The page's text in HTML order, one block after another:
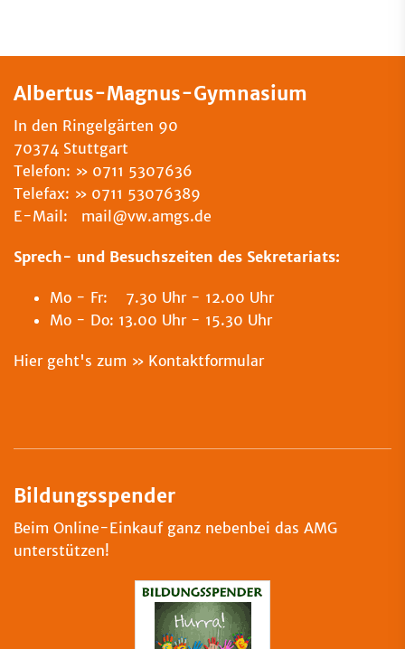
Albertus-Magnus-Gymnasium
In den Ringelgärten 90
70374 Stuttgart
Telefon:
0711 5307636
Telefax:
0711 53076389
E-Mail: mail@vw.amgs.de
Sprech- und Besuchszeiten des Sekretariats:
Mo - Fr: 7.30 Uhr - 12.00 Uhr
Mo - Do: 13.00 Uhr - 15.30 Uhr
Hier geht's zum Kontaktformular
Bildungsspender
Beim Online-Einkauf ganz nebenbei das AMG
unterstützen!